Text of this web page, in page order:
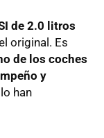
de 2.0 litros
original. Es
de los coches
y
han